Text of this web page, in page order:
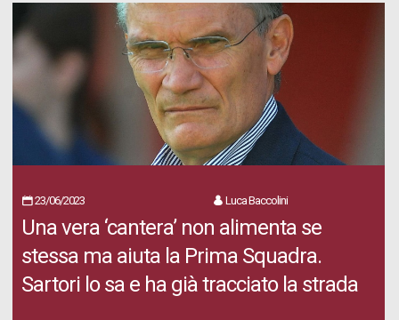
23/06/2023 Luca Baccolini
Una vera ‘cantera’ non alimenta se
stessa ma aiuta la Prima Squadra.
Sartori lo sa e ha già tracciato la strada